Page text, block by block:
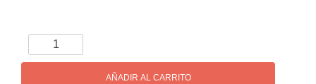
Yamaha
YHR-
AÑADIR AL CARRITO